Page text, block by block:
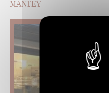
MANTEY